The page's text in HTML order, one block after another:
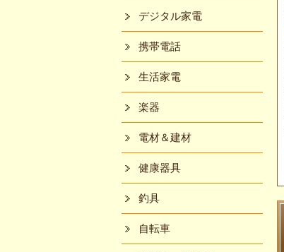
デジタル家電
携帯電話
生活家電
楽器
電材＆建材
健康器具
釣具
自転車